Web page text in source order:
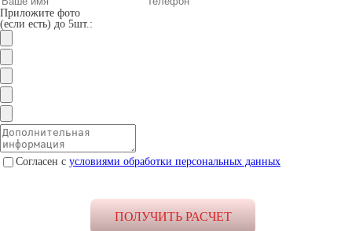
Приложите фото
(если есть) до 5шт.:
Согласен с условиями обработки персональных данных